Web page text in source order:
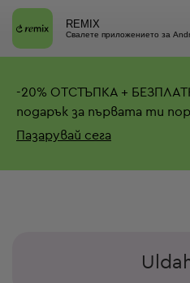
REMIX
Свалете приложението за
-20% ОТСТЪПКА +
подарък за първата ти
Пазарувай сега